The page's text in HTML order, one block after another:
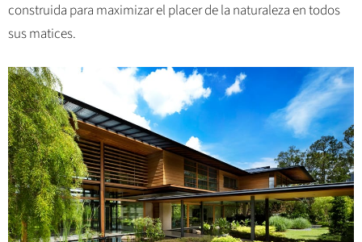
construida para maximizar el placer de la naturaleza en todos
sus matices.